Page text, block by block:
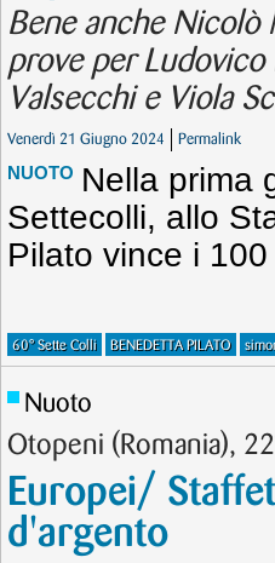
Bene anche Nicolò
prove per
Valsecchi e Viola
Venerdì 21 Giugno 2024 Permalink
NUOTO Nella prima
Settecolli, allo
Pilato vince i
60° Sette Colli BENEDETTA PILATO
Nuoto
Otopeni (Romania),
Europei/
d'argento